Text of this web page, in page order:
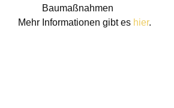
Baumaßnahmen
Mehr Informationen gibt es hier.